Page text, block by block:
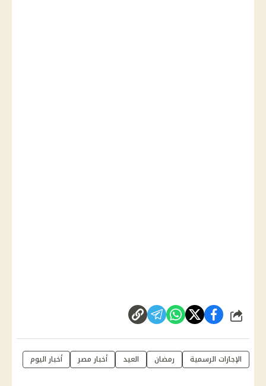
شارك
الإجازات الرسمية رمضان العيد أخبار مصر أخبار اليوم